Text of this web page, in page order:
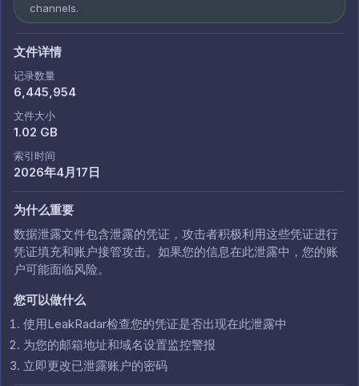
channels.
文件详情
记录数量
6,445,954
文件大小
1.02 GB
索引时间
2026年4月17日
为什么重要
数据泄露文件包含泄露的凭证，攻击者积极利用这些凭证进行
凭证填充和账户接管攻击。如果您的信息在此泄露中，您的账
户可能面临风险。
您可以做什么
使用LeakRadar检查您的凭证是否出现在此泄露中
为您的邮箱地址和域名设置监控警报
立即更改已泄露账户的密码